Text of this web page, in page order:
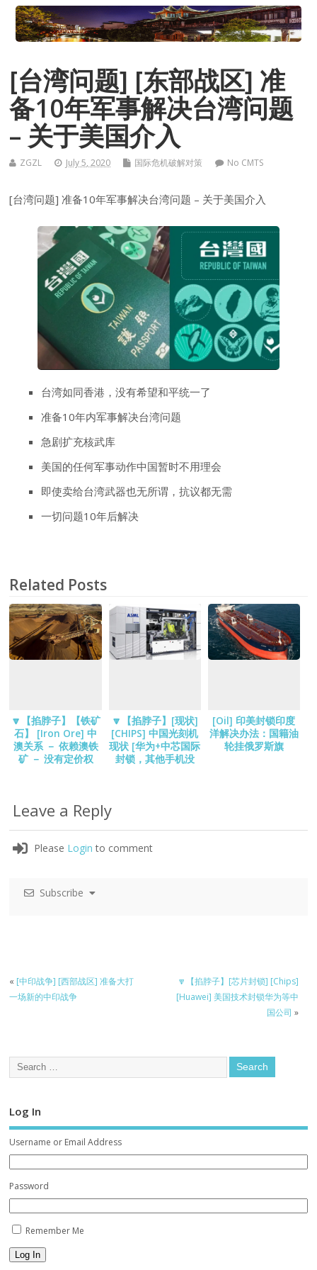
[台湾问题] [东部战区] 准
备10年军事解决台湾问题
– 关于美国介入
ZGZL July 5, 2020 国际危机破解对策 No CMTS
[台湾问题] 准备10年军事解决台湾问题 – 关于美国介入
台湾如同香港，没有希望和平统一了
准备10年内军事解决台湾问题
急剧扩充核武库
美国的任何军事动作中国暂时不用理会
即使卖给台湾武器也无所谓，抗议都无需
一切问题10年后解决
Related Posts
🔽【掐脖子】【铁矿
石】 [Iron Ore] 中
澳关系 － 依赖澳铁
矿 － 没有定价权
🔽【掐脖子】[现状]
[CHIPS] 中国光刻机
现状 [华为+中芯国际
封锁，其他手机没
[Oil] 印美封锁印度
洋解决办法：国籍油
轮挂俄罗斯旗
Leave a Reply
Please Login to comment
Subscribe
« [中印战争] [西部战区] 准备大打
一场新的中印战争
🔽【掐脖子】[芯片封锁] [Chips]
[Huawei] 美国技术封锁华为等中
国公司 »
Log In
Username or Email Address
Password
Remember Me
Log In